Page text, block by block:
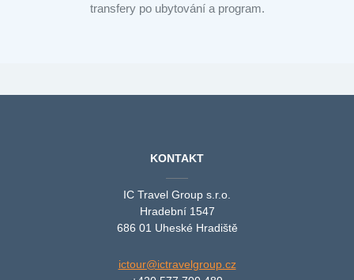
transfery po ubytování a program.
KONTAKT
IC Travel Group s.r.o.
Hradební 1547
686 01 Uheské Hradiště
ictour@ictravelgroup.cz